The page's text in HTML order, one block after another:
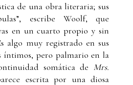
de una obra literaria; sus
escribe Woolf, que
en un cuarto propio y sin
algo muy registrado en sus
íntimos, pero palmario en la
somática de Mrs.
escrita por una diosa